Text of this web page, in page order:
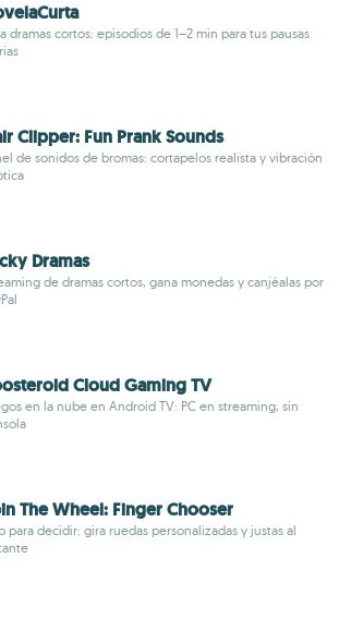
dramas cortos: episodios de 1–2 min para tus pausas
Clipper: Fun Prank Sounds
de sonidos de bromas: cortapelos realista y vibración
Dramas
de dramas cortos, gana monedas y canjéalas por
Cloud Gaming TV
en la nube en Android TV: PC en streaming, sin
The Wheel: Finger Chooser
para decidir: gira ruedas personalizadas y justas al